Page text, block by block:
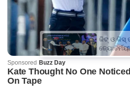
କିଟ୍‍ ଓ କିସ୍‍